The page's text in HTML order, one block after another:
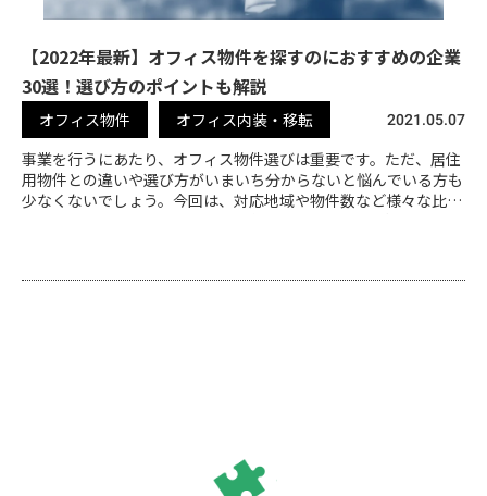
【2022年最新】オフィス物件を探すのにおすすめの企業
30選！選び方のポイントも解説
オフィス物件 オフィス内装・移転 2021.05.07
事業を行うにあたり、オフィス物件選びは重要です。ただ、居住
用物件との違いや選び方がいまいち分からないと悩んでいる方も
少なくないでしょう。今回は、対応地域や物件数など様々な比較